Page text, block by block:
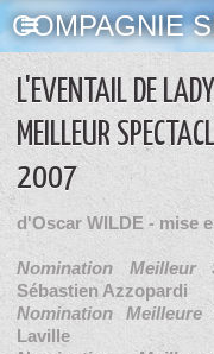
COMPAGNIE
L'EVENTAIL DE
MEILLEUR
2007
d'Oscar WILDE - mise
Nomination Meilleur
Sébastien Azzopardi
Nomination Meilleure
Laville